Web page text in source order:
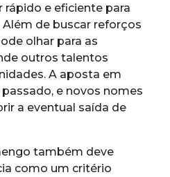
rápido e eficiente para
de buscar reforços
olhar para as
outros talentos
A aposta em
e novos nomes
a eventual saída de
também deve
como um critério